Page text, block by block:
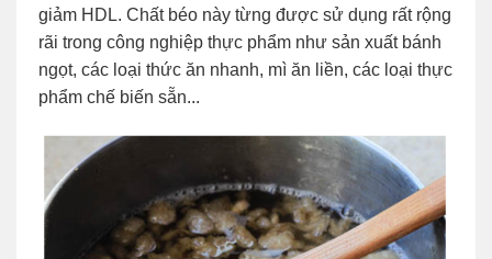
giảm HDL. Chất béo này từng được sử dụng rất rộng
rãi trong công nghiệp thực phẩm như sản xuất bánh
ngọt, các loại thức ăn nhanh, mì ăn liền, các loại thực
phẩm chế biến sẵn...